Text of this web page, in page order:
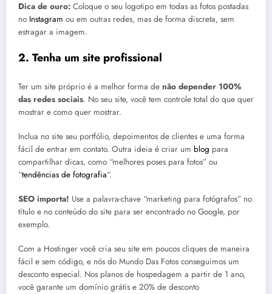
Dica de ouro: Coloque o seu logotipo em todas as fotos postadas
no Instagram ou em outras redes, mas de forma discreta, sem
estragar a imagem.
2. Tenha um site profissional
Ter um site próprio é a melhor forma de não depender 100%
das redes sociais. No seu site, você tem controle total do que quer
mostrar e como quer mostrar.
Inclua no site seu portfólio, depoimentos de clientes e uma forma
fácil de entrar em contato. Outra ideia é criar um blog para
compartilhar dicas, como “melhores poses para fotos” ou
“tendências de fotografia“.
SEO importa! Use a palavra-chave “marketing para fotógrafos” no
título e no conteúdo do site para ser encontrado no Google, por
exemplo.
Com a Hostinger você cria seu site em poucos cliques de maneira
fácil e sem código, e nós do Mundo Das Fotos conseguimos um
desconto especial. Nos planos de hospedagem a partir de 1 ano,
você garante um domínio grátis e 20% de desconto